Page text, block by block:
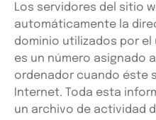
Los servidores del sitio
automáticamente la
dominio utilizados por el
es un número asignado
ordenador cuando éste
Internet. Toda esta
un archivo de actividad